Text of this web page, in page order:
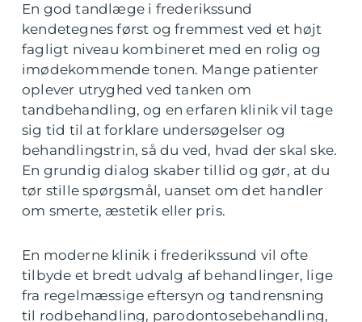
En god tandlæge i frederikssund
kendetegnes først og fremmest ved et højt
fagligt niveau kombineret med en rolig og
imødekommende tonen. Mange patienter
oplever utryghed ved tanken om
tandbehandling, og en erfaren klinik vil tage
sig tid til at forklare undersøgelser og
behandlingstrin, så du ved, hvad der skal ske.
En grundig dialog skaber tillid og gør, at du
tør stille spørgsmål, uanset om det handler
om smerte, æstetik eller pris.
En moderne klinik i frederikssund vil ofte
tilbyde et bredt udvalg af behandlinger, lige
fra regelmæssige eftersyn og tandrensning
til rodbehandling, parodontosebehandling,